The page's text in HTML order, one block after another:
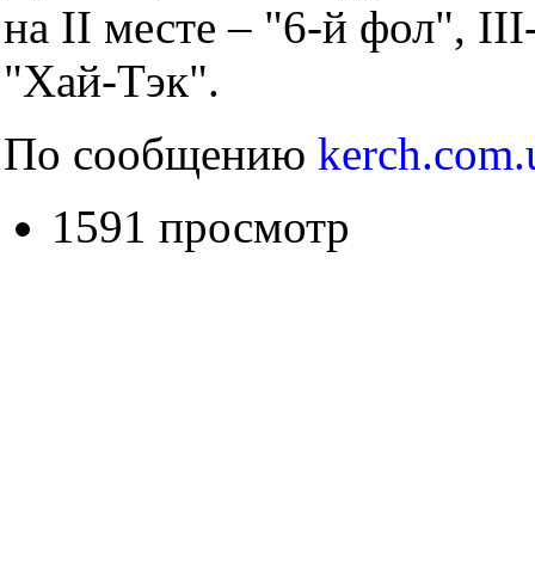
на II месте – "6-й фол",
"Хай-Тэк".
По сообщению
1591 просмотр